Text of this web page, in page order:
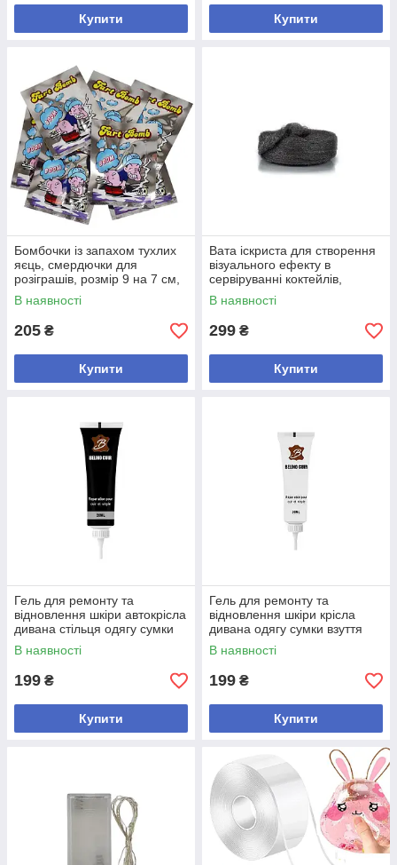
Купити Купити
Бомбочки із запахом тухлих
яєць, смердючки для
розіграшів, розмір 9 на 7 см,
10 штук в комплекті
В наявності
205 ₴
Купити
Вата іскриста для створення
візуального ефекту в
сервіруванні коктейлів,
упаковка 100 г, 1 шт.
В наявності
299 ₴
Купити
Гель для ремонту та
відновлення шкіри автокрісла
дивана стільця одягу сумки
рюкзака взуття чорного
кольору 20 мл
В наявності
199 ₴
Купити
Гель для ремонту та
відновлення шкіри крісла
дивана одягу сумки взуття
білого кольору, 20 мл, 1 шт
В наявності
199 ₴
Купити